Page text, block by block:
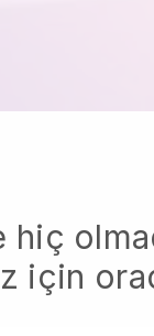
hiç
için